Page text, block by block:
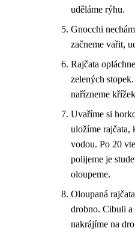
uděláme rýhu.
Gnocchi
začneme vařit,
Rajčata
zelených
nařízneme
Uvaříme si
uložíme rajčata,
vodou. Po 20
polijeme je
oloupeme.
Oloupaná
drobno. Cibuli a
nakrájíme na